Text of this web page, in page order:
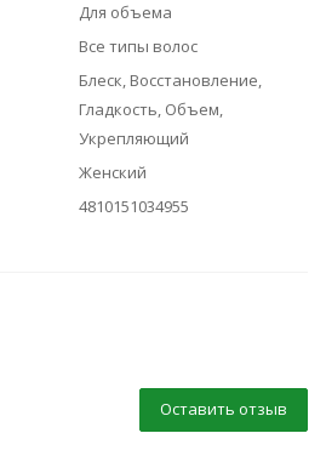
Для объема
Все типы волос
Блеск, Восстановление,
Гладкость, Объем,
Укрепляющий
Женский
4810151034955
Оставить отзыв